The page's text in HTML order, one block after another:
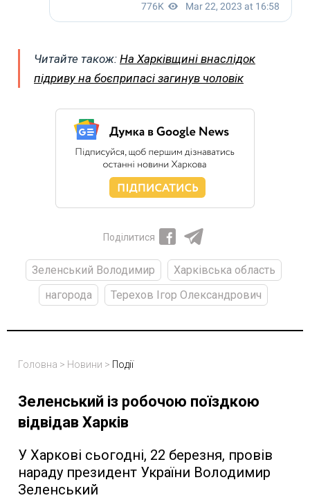
Читайте також: На Харківщині внаслідок
підриву на боєприпасі загинув чоловік
Поділитися
Зеленський Володимир
Харківська область
нагорода
Терехов Ігор Олександрович
Головна > Новини > Події
Зеленський із робочою поїздкою
відвідав Харків
У Харкові сьогодні, 22 березня, провів
нараду президент України Володимир
Зеленський